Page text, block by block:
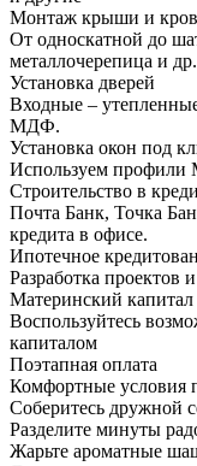
Монтаж крыши и
От односкатной до
металлочерепица и др.
Установка дверей
Входные –
МДФ.
Установка окон под
Используем профили
Строительство в
Почта Банк, Точка
кредита в офисе.
Ипотечное
Разработка проектов
Материнский капитал
Воспользуйтесь
капиталом
Поэтапная оплата
Комфортные условия
Соберитесь дружной
Разделите минуты
Жарьте ароматные